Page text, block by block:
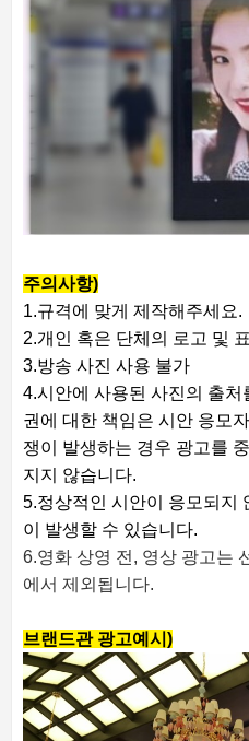
주의사항)
1.규격에 맞게 제작해주세요.
2.개인 혹은 단체의 로고 및
3.방송 사진 사용 불가
4.시안에 사용된 사진의 출
권에 대한 책임은 시안 응모
쟁이 발생하는 경우 광고를
지지 않습니다.
5.정상적인 시안이 응모되지
이 발생할 수 있습니다.
6.영화 상영 전, 영상 광고는
에서 제외됩니다.
브랜드관 광고예시)